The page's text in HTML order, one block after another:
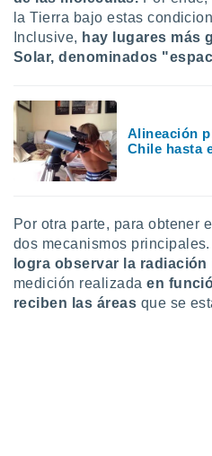
u
momento
en
en
de
un
la Tierra bajo estas
Inclusive, hay lugares más
Solar, denominados
Alineación
Chile hasta
Por otra parte, para obtener
dos mecanismos principales.
logra observar la
medición realizadaen
reciben las áreas que se